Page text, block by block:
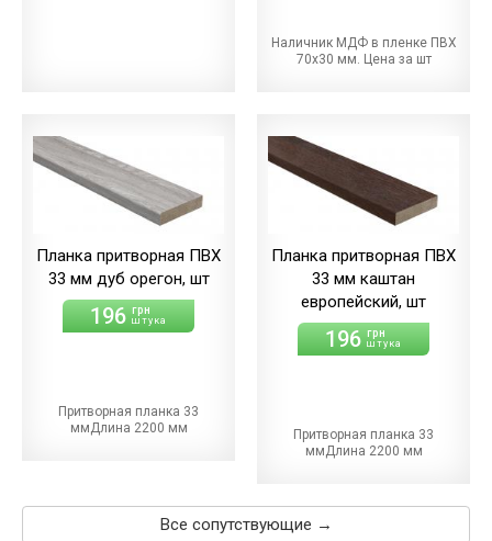
Наличник МДФ в пленке ПВХ
70х30 мм. Цена за шт
Планка притворная ПВХ
33 мм дуб орегон, шт
196 грн
штука
Притворная планка 33
ммДлина 2200 мм
Планка притворная ПВХ
33 мм каштан
европейский, шт
196 грн
штука
Притворная планка 33
ммДлина 2200 мм
Все сопутствующие →